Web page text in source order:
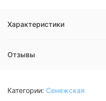
Характеристики
Отзывы
Категории: Сенежская